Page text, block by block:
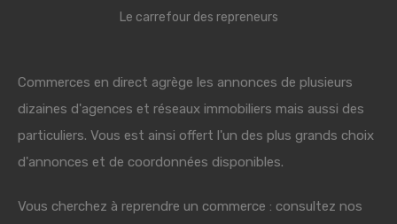
Le carrefour des repreneurs
Commerces en direct agrège les annonces de plusieurs
dizaines d'agences et réseaux immobiliers mais aussi des
particuliers. Vous est ainsi offert l'un des plus grands choix
d'annonces et de coordonnées disponibles.
Vous cherchez à reprendre un commerce : consultez nos